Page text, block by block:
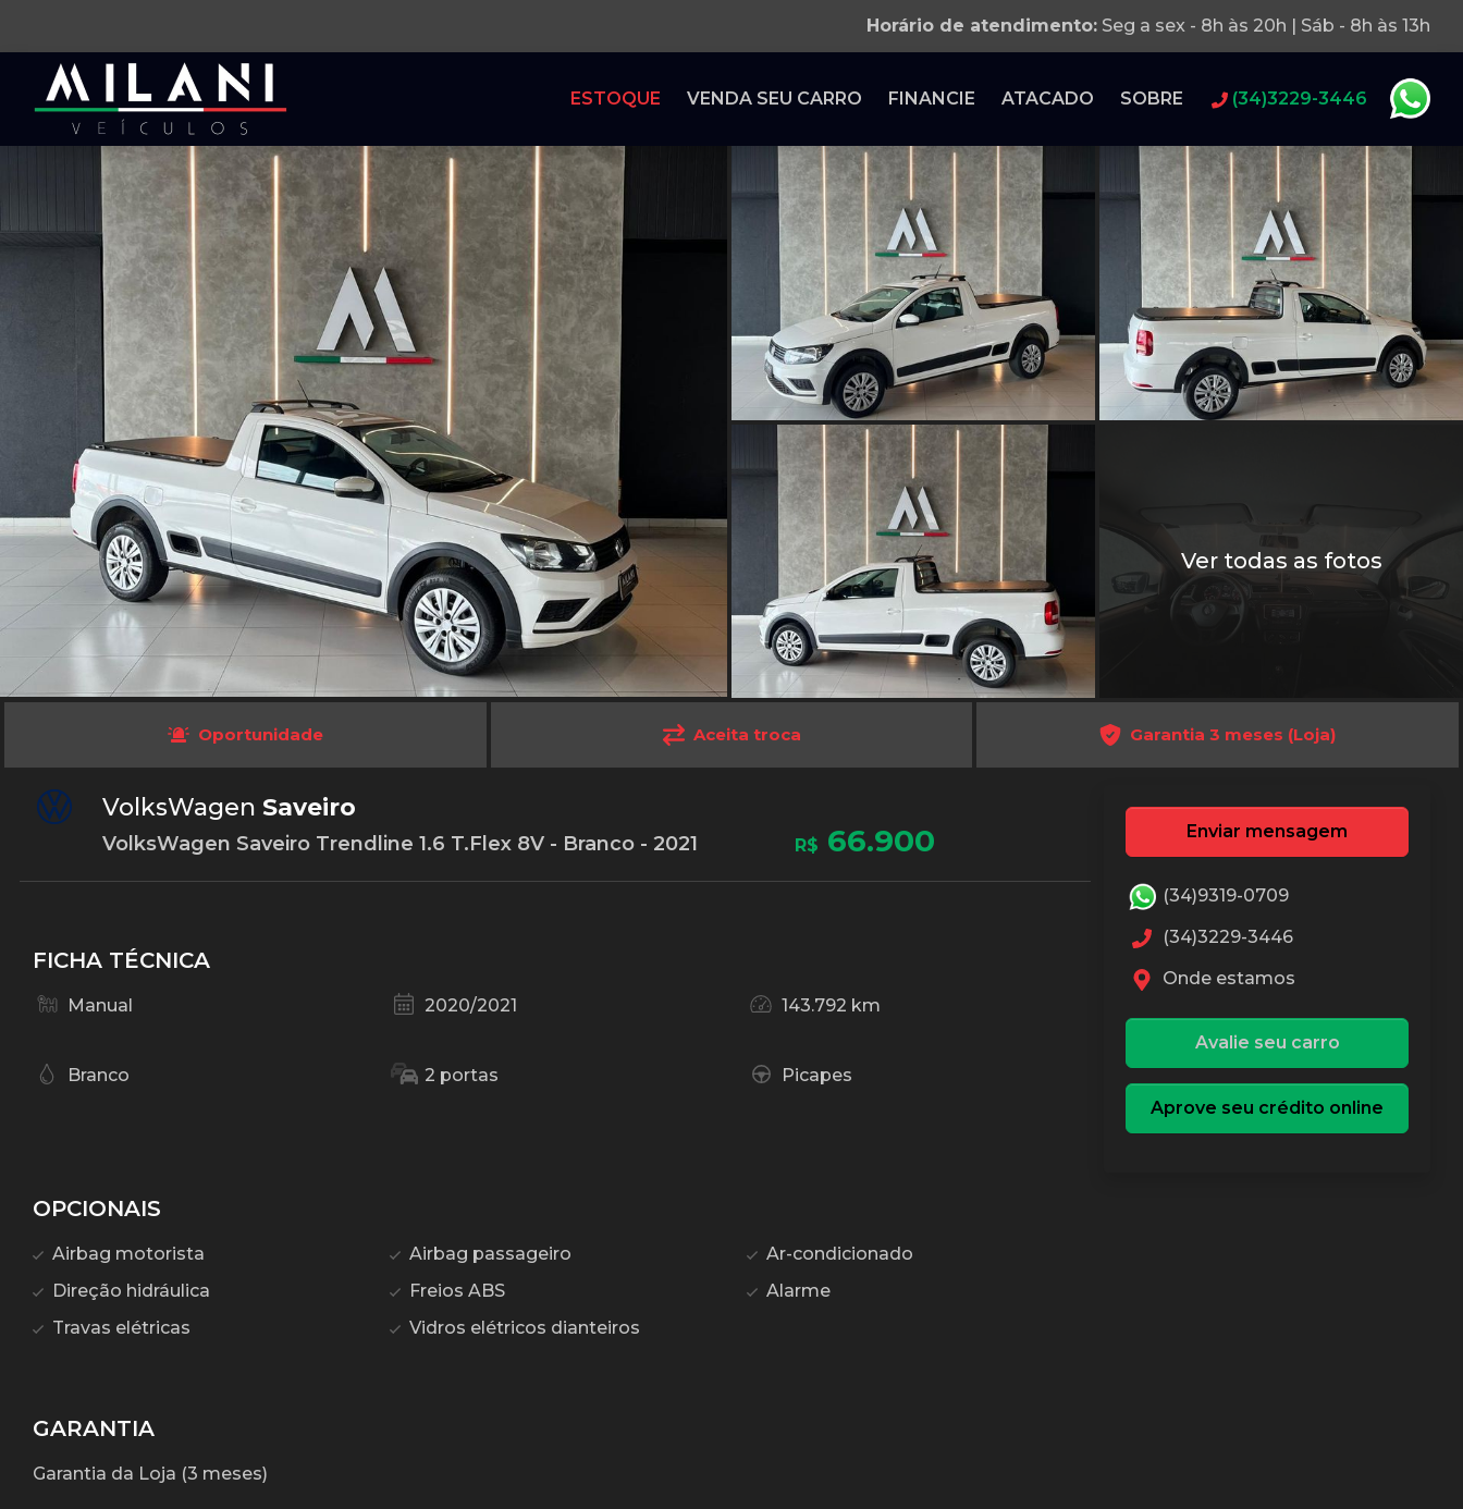
Horário de atendimento: Seg a sex - 8h às 20h | Sáb - 8h às 13h
ESTOQUE VENDA SEU CARRO FINANCIE ATACADO SOBRE (34)3229-3446
Ver todas as fotos
Oportunidade Aceita troca Garantia 3 meses (Loja)
VolksWagen Saveiro
VolksWagen Saveiro Trendline 1.6 T.Flex 8V - Branco - 2021 R$ 66.900
FICHA TÉCNICA
Manual 2020/2021 143.792 km
Branco 2 portas Picapes
OPCIONAIS
Airbag motorista Airbag passageiro
Ar-condicionado
Direção hidráulica
Freios ABS
Alarme
Travas elétricas
Vidros elétricos dianteiros
GARANTIA
Garantia da Loja (3 meses)
Enviar mensagem
(34)9319-0709
(34)3229-3446
Onde estamos
Avalie seu carro
Aprove seu crédito online